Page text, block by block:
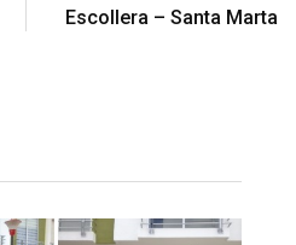
Escollera – Santa Marta